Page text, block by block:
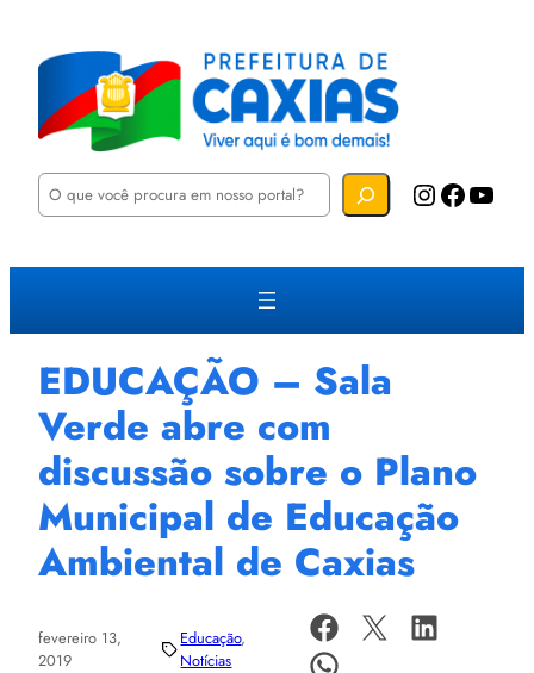
P
u
a
Instagram Facebook YouTube
EDUCAÇÃO – Sala
Verde abre com
discussão sobre o Plano
Municipal de Educação
Ambiental de Caxias
fevereiro 13,
2019
Educação
Notícias